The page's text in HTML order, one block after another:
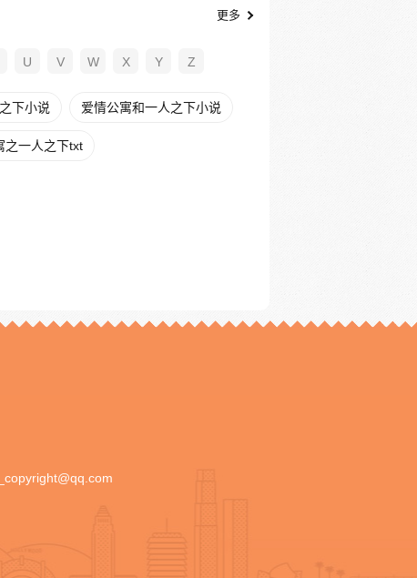
更多
U V W X Y Z
下小说 爱情公寓和一人之下小说
之一人之下txt